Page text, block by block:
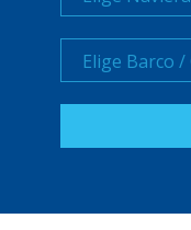
Crucero